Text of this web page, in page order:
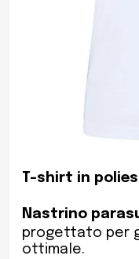
T-shirt in
Nastrino
progettato per
ottimale.